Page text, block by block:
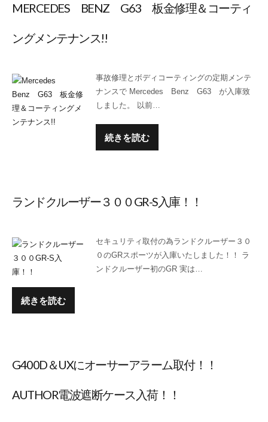
MERCEDES BENZ G63 板金修理＆コーティ
ングメンテナンス!!
事故修理とボディコーティングの定期メンテ
ナンスで Mercedes Benz G63 が入庫致
しました。 以前…
続きを読む
ランドクルーザー３００GR-S入庫！！
セキュリティ取付の為ランドクルーザー３０
０のGRスポーツが入庫いたしました！！ ラ
ンドクルーザー初のGR 実は…
続きを読む
G400D＆UXにオーサーアラーム取付！！
AUTHOR電波遮断ケース入荷！！